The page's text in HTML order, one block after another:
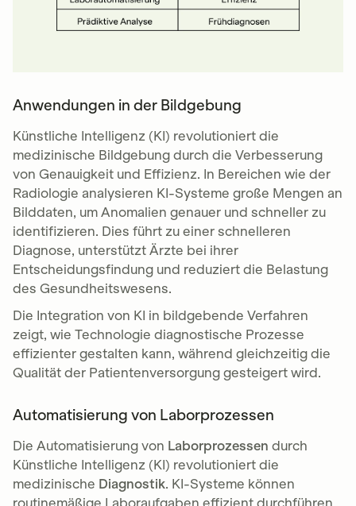
Anwendungen in der Bildgebung
Künstliche Intelligenz (KI) revolutioniert die
medizinische Bildgebung durch die Verbesserung
von Genauigkeit und Effizienz. In Bereichen wie der
Radiologie analysieren KI-Systeme große Mengen an
Bilddaten, um Anomalien genauer und schneller zu
identifizieren. Dies führt zu einer schnelleren
Diagnose, unterstützt Ärzte bei ihrer
Entscheidungsfindung und reduziert die Belastung
des Gesundheitswesens.
Die Integration von KI in bildgebende Verfahren
zeigt, wie Technologie diagnostische Prozesse
effizienter gestalten kann, während gleichzeitig die
Qualität der Patientenversorgung gesteigert wird.
Automatisierung von Laborprozessen
Die Automatisierung von Laborprozessen durch
Künstliche Intelligenz (KI) revolutioniert die
medizinische Diagnostik. KI-Systeme können
routinemäßige Laboraufgaben effizient durchführen